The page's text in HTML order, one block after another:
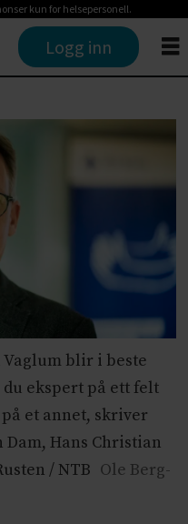
kun for helsepersonell.
Logg inn
Vaglum blir i beste
ekspert på ett felt
et annet, skriver
Hans Christian
/ NTB Ole Berg-